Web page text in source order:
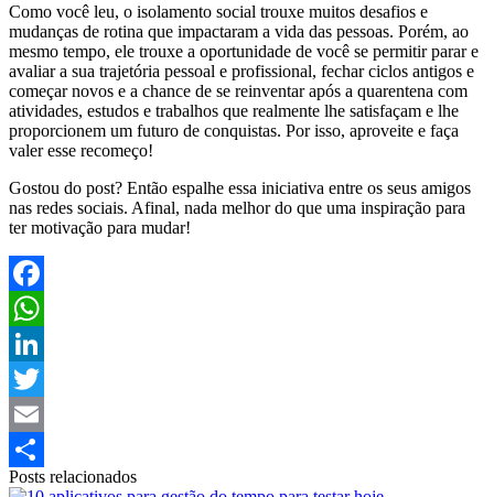
Como você leu, o isolamento social trouxe muitos desafios e
mudanças de rotina que impactaram a vida das pessoas. Porém, ao
mesmo tempo, ele trouxe a oportunidade de você se permitir parar e
avaliar a sua trajetória pessoal e profissional, fechar ciclos antigos e
começar novos e a chance de se reinventar após a quarentena com
atividades, estudos e trabalhos que realmente lhe satisfaçam e lhe
proporcionem um futuro de conquistas. Por isso, aproveite e faça
valer esse recomeço!
Gostou do post? Então espalhe essa iniciativa entre os seus amigos
nas redes sociais. Afinal, nada melhor do que uma inspiração para
ter motivação para mudar!
Facebook
WhatsApp
LinkedIn
Twitter
Email
Share
Posts relacionados